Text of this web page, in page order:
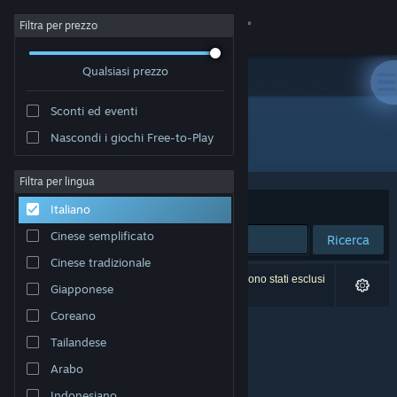
Accedi
Informazioni
Assistenza
Cambia la lingua
Ottieni l'app mobile di Steam
Visualizza il sito web per desktop
Filtra per prezzo
Qualsiasi prezzo
Sconti ed eventi
Nascondi i giochi Free-to-Play
Filtra per lingua
Italiano
Cinese semplificato
Cinese tradizionale
Giapponese
Coreano
Tailandese
Arabo
Sviluppatore: The Shady Gentlemen
Ordina per Rilevanza
Ricerca
0 risultati corrispondono alla tua ricerca. 4 titoli sono stati esclusi
in base alle tue preferenze.